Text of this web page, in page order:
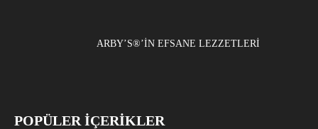
ARBY’S®’IN EFSANE LEZZETLERI
POPÜLER İÇERİKLER